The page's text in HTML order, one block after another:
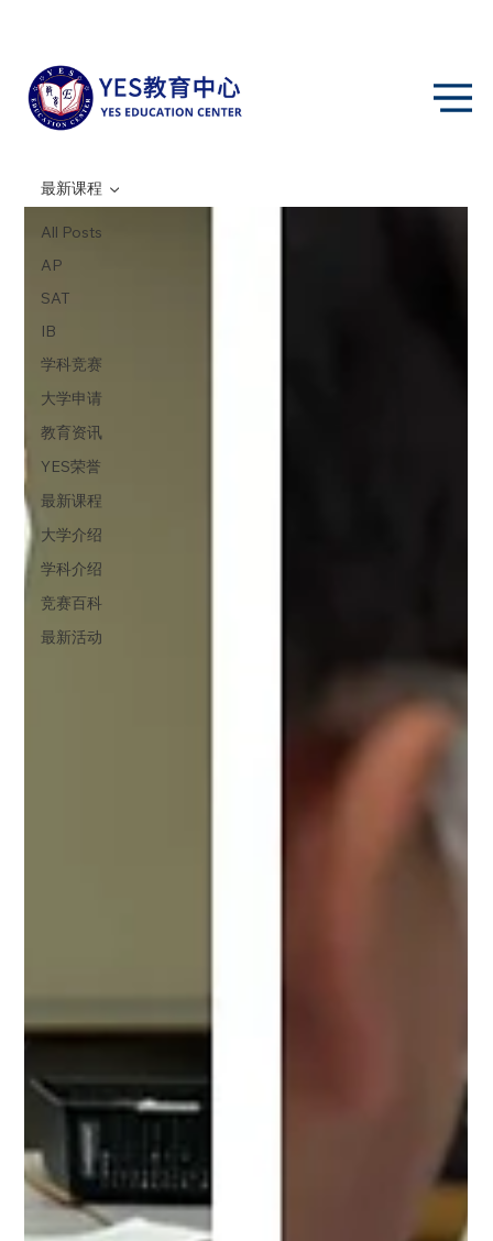
All Posts
AP
SAT
IB
学科竞赛
大学申请
教育资讯
YES荣誉
最新课程
大学介绍
学科介绍
竞赛百科
最新活动
最新课程